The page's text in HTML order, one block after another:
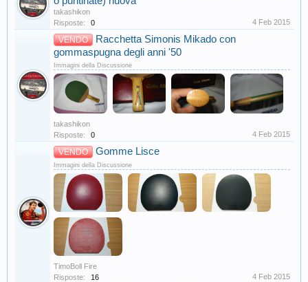
takashikon
Risposte:
0 4 Feb 2015
VENDO
Racchetta Simonis Mikado con
gommaspugna degli anni '50
Immagini della Discussione
takashikon
Risposte:
0 4 Feb 2015
VENDO Gomme Lisce
Immagini della Discussione
TimoBoll Fire
Risposte:
16 4 Feb 2015